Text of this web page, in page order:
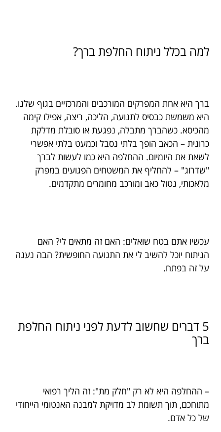
למה בכלל ניתוח החלפת ברך?
ברך היא אחת המפרקים המורכבים והמרכזיים בגוף שלנו.
היא משמשת כבסיס לתנועה, הליכה, ריצה, אפילו קימה
מהכיסא. כשהברך מתבלה, נפגעת או סובלת מדלקת
כרונית – הכאב הופך בלתי נסבל וכמעט בלתי אפשרי
לשאת את היומיום. ההחלפה היא כמו לעשות לברך
"שדרוג" – להחליף את המשטחים הפגועים במפרק
מלאכותי, נטול כאב ומורכב מחומרים מתקדמים.
עכשיו אתם בטח שואלים: האם זה מתאים לי? האם
הניתוח יוכל להשיב לי את התנועה החופשית? הבה נענה
על זה בפתח.
5 דברים שחשוב לדעת לפני ניתוח החלפת
ברך
– ההחלפה היא לא רק "חלק מת": זה הליך רפואי
מתוחכם, תוך תשומת לב מדויקת למבנה האנטומי הייחודי
של כל אדם.